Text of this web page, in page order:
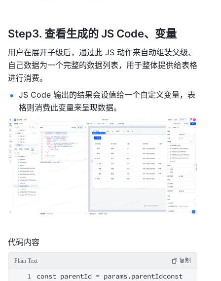
Step3. 查看生成的 JS Code、变量
用户在展开子级后，通过此 JS 动作来自动组装父级、
自己数据为一个完整的数据列表，用于整体提供给表格
进行消费。
JS Code 输出的结果会设值给一个自定义变量，表
格则消费此变量来呈现数据。
代码内容
const parentId = params.parentIdconst